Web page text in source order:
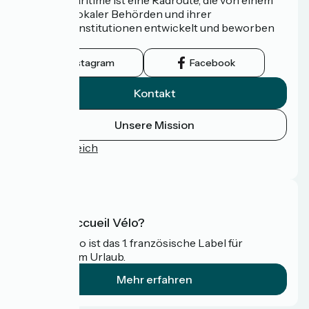
Netzwerk lokaler Behörden und ihrer
Tourismusinstitutionen entwickelt und beworben
Instagram Facebook
Kontakt
Unsere Mission
Pressebereich
Was ist Accueil Vélo?
Accueil Vélo ist das 1. französische Label für
Radfahrer im Urlaub.
Mehr erfahren